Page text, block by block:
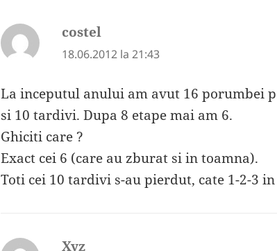
costel
18.06.2012 la 21:43
La inceputul anului am avut 16 porumbei
si 10 tardivi. Dupa 8 etape mai am 6.
Ghiciti care ?
Exact cei 6 (care au zburat si in toamna).
Toti cei 10 tardivi s-au pierdut, cate 1-2-3
Xyz